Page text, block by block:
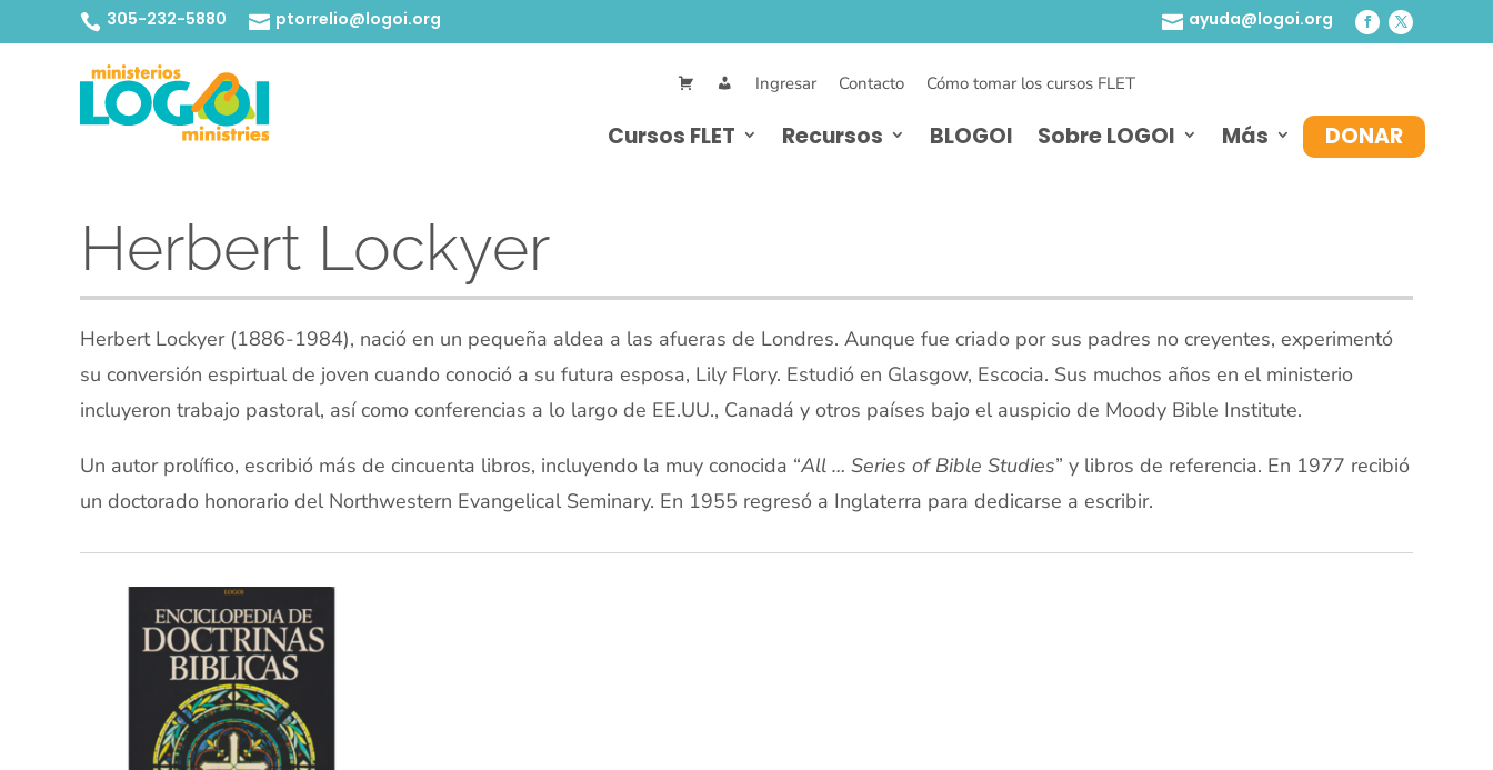
 305-232-5880  ptorrelio@logoi.org  ayuda@logoi.org
Ingresar Contacto Cómo tomar los cursos FLET
Cursos FLET Recursos BLOGOI Sobre LOGOI Más DONAR
Herbert Lockyer
Herbert Lockyer (1886-1984), nació en un pequeña aldea a las afueras de Londres. Aunque fue criado por sus padres no creyentes, experimentó
su conversión espirtual de joven cuando conoció a su futura esposa, Lily Flory. Estudió en Glasgow, Escocia. Sus muchos años en el ministerio
incluyeron trabajo pastoral, así como conferencias a lo largo de EE.UU., Canadá y otros países bajo el auspicio de Moody Bible Institute.
Un autor prolífico, escribió más de cincuenta libros, incluyendo la muy conocida “All … Series of Bible Studies” y libros de referencia. En 1977 recibió
un doctorado honorario del Northwestern Evangelical Seminary. En 1955 regresó a Inglaterra para dedicarse a escribir.